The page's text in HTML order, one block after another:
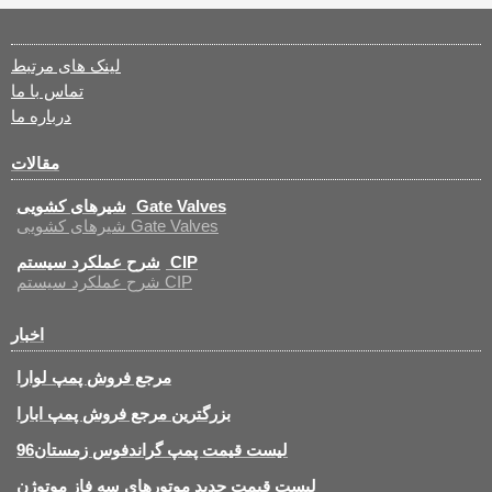
لینک های مرتبط
تماس با ما
درباره ما
مقالات
شیرهای کشویی Gate Valves
شیرهای کشویی Gate Valves
شرح عملکرد سیستم CIP
شرح عملکرد سیستم CIP
اخبار
مرجع فروش پمپ لوارا
بزرگترین مرجع فروش پمپ ابارا
لیست قیمت پمپ گراندفوس زمستان96
لیست قیمت جدید موتورهای سه فاز موتوژن